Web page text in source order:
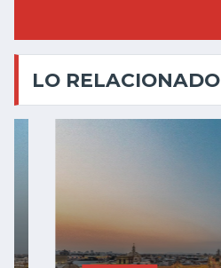
LO RELACIONADO